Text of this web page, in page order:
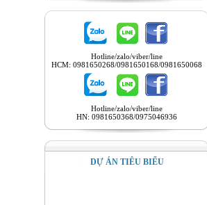
Hotline/zalo/viber/line
HCM: 0981650268/0981650168/0981650068
Hotline/zalo/viber/line
HN: 0981650368/0975046936
DỰ ÁN TIÊU BIỂU